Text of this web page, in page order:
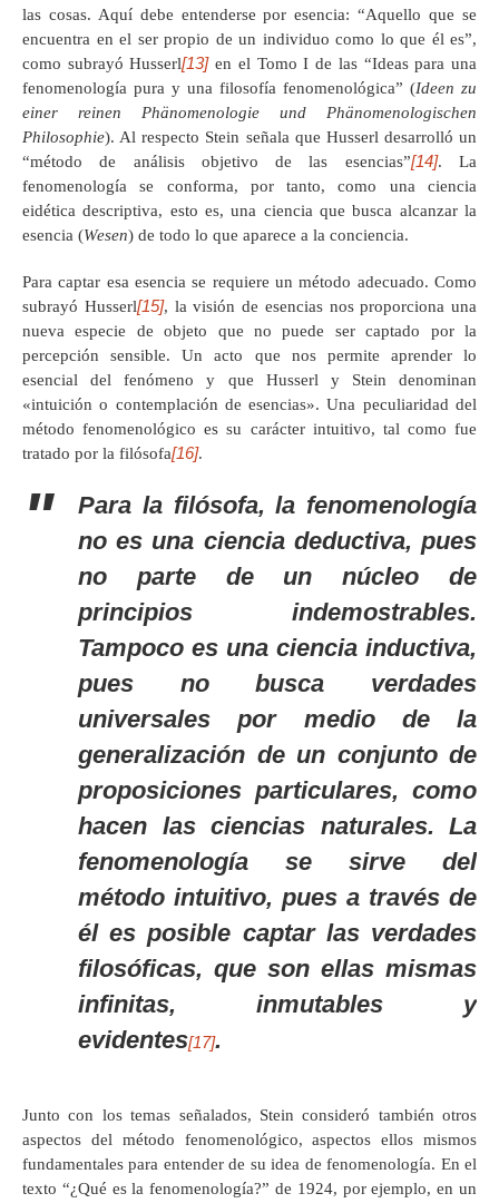
las cosas. Aquí debe entenderse por esencia: “Aquello que se
encuentra en el ser propio de un individuo como lo que él es”,
como subrayó Husserl[13]en el Tomo I de las “Ideas para una
fenomenología pura y una filosofía fenomenológica” (Ideen zu
einer reinen Phänomenologie und Phänomenologischen
Philosophie). Al respecto Stein señala que Husserl desarrolló un
“método de análisis objetivo de las esencias”[14]. La
fenomenología se conforma, por tanto, como una ciencia
eidética descriptiva, esto es, una ciencia que busca alcanzar la
esencia (Wesen) de todo lo que aparece a la conciencia.
Para captar esa esencia se requiere un método adecuado. Como
subrayó Husserl[15], la visión de esencias nos proporciona una
nueva especie de objeto que no puede ser captado por la
percepción sensible. Un acto que nos permite aprender lo
esencial del fenómeno y que Husserl y Stein denominan
«intuición o contemplación de esencias». Una peculiaridad del
método fenomenológico es su carácter intuitivo, tal como fue
tratado por la filósofa[16].
Para la filósofa, la fenomenología
no es una ciencia deductiva, pues
no parte de un núcleo de
principios indemostrables.
Tampoco es una ciencia inductiva,
pues no busca verdades
universales por medio de la
generalización de un conjunto de
proposiciones particulares, como
hacen las ciencias naturales. La
fenomenología se sirve del
método intuitivo, pues a través de
él es posible captar las verdades
filosóficas, que son ellas mismas
infinitas, inmutables y
evidentes[17].
Junto con los temas señalados, Stein consideró también otros
aspectos del método fenomenológico, aspectos ellos mismos
fundamentales para entender de su idea de fenomenología. En el
texto “¿Qué es la fenomenología?” de 1924, por ejemplo, en un